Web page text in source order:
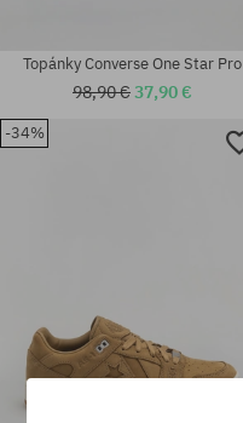
Topánky Converse One Star Pro
98,90 €37,90 €
-34%